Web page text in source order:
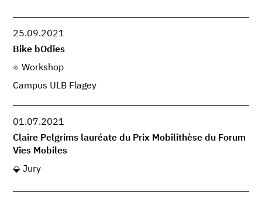
25.09.2021
Bike bOdies
Workshop
Campus ULB Flagey
01.07.2021
Claire Pelgrims lauréate du Prix Mobilithèse du Forum
Vies Mobiles
Jury